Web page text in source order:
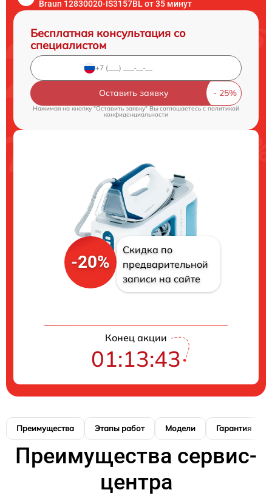
Braun 12830020-IS3157BL от 35 минут
Бесплатная консультация со
специалистом
Оставить заявку
Нажимая на кнопку "Оставить заявку" Вы соглашаетесь cполитикой
конфиденциальности
-20%
Скидка по
предварительной
записи на сайте
Конец акции
01:13:42
Преимущества Этапы работ Модели Гарантия
Преимущества сервис-
центра